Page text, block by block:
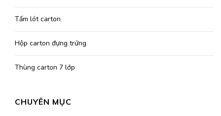
Tấm lót carton
Hộp carton đựng trứng
Thùng carton 7 lớp
CHUYÊN MỤC